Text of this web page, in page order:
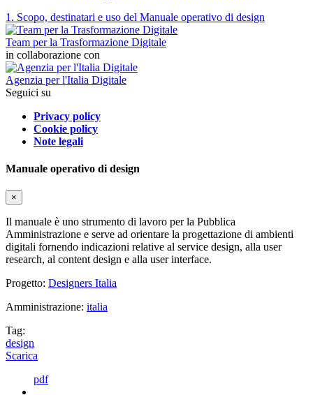
1. Scopo, destinatari e uso del Manuale operativo di design
Team per la Trasformazione Digitale
in collaborazione con
Agenzia per l'Italia Digitale
Seguici su
Privacy policy
Cookie policy
Note legali
Manuale operativo di design
×
Il manuale è uno strumento di lavoro per la Pubblica
Amministrazione e serve ad orientare la progettazione di ambienti
digitali fornendo indicazioni relative al service design, alla user
research, al content design e alla user interface.
Progetto: Designers Italia
Amministrazione: italia
Tag:
design
Scarica
pdf